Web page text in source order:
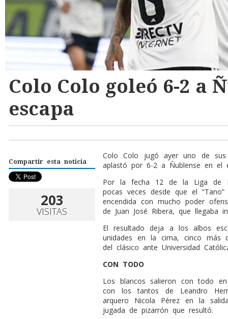
Colo Colo goleó 6-2 a
escapa
Compartir esta noticia
203
VISITAS
Colo Colo jugó ayer uno de
aplastó por 6-2 a Ñublense en el
Por la fecha 12 de la Liga de
pocas veces desde que el
encendida con mucho poder
de Juan José Ribera, que llegaba
El resultado deja a los albos
unidades en la cima, cinco más
del clásico ante Universidad
CON TODO
Los blancos salieron con todo
con los tantos de Leandro
arquero Nicola Pérez en la
jugada de pizarrón que resultó.